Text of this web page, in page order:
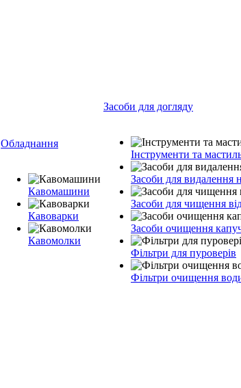
Обладнання
Кавомашини
Кавоварки
Кавомолки
Засоби для догляду
Інструменти та
Засоби для видалення
Засоби для чищення
Засоби очищення
Фільтри для пуроверів
Фільтри очищення